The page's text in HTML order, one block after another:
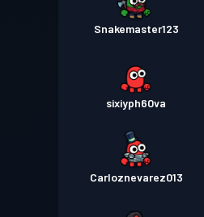
Snakemaster123
sixiyph60va
Carloznevarez013